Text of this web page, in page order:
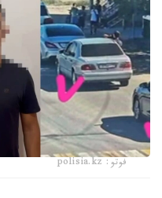
فوتو: polisia.kz